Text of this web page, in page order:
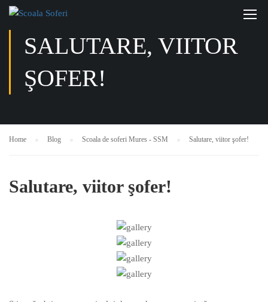
SALUTARE, VIITOR
ŞOFER!
Home Blog Scoala de soferi Mures - SSM Salutare, viitor şofer!
Salutare, viitor şofer!